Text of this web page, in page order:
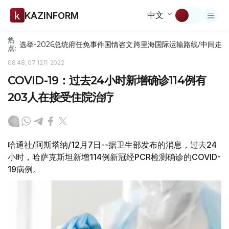
KAZINFORM 中文
热
点: 选举-2026总统府任免事件国情咨文跨里海国际运输路线/中间走廊
08:48, 07 12月 2022
COVID-19：过去24小时新增确诊114例有
203人在接受住院治疗
哈通社/阿斯塔纳/12月7日--据卫生部发布的消息，过去24
小时，哈萨克斯坦新增114例新冠经PCR检测确诊的COVID-
19病例。